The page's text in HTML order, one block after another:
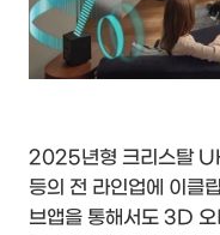
2025년형 크리스탈
등의 전 라인업에 이클
브앱을 통해서도 3D